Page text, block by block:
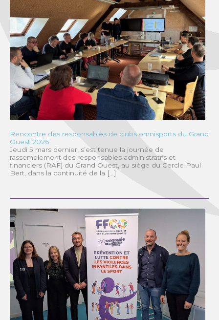
Rencontre des responsables de clubs omnisports du Grand
Ouest 2026
Jeudi 5 mars dernier, s’est tenue la journée de
rassemblement des responsables administratifs et
financiers (RAF) du Grand Ouest, au siège du Cercle Paul
Bert, dans la continuité de la […]